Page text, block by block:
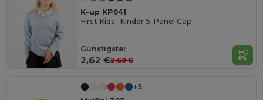
K-up KP041
First Kids- Kinder 5-Panel Cap
Günstigste:
2,62 €2,69 €
+5